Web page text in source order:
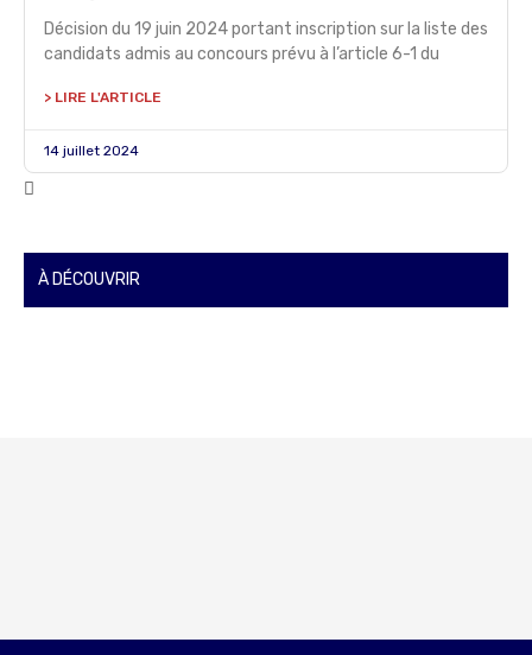
Décision du 19 juin 2024 portant inscription sur la liste des
candidats admis au concours prévu à l’article 6-1 du
> LIRE L'ARTICLE
14 juillet 2024
À DÉCOUVRIR